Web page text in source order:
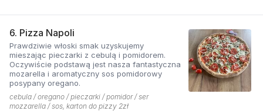
6. Pizza Napoli
Prawdziwie włoski smak uzyskujemy
mieszając pieczarki z cebulą i pomidorem.
Oczywiście podstawą jest nasza fantastyczna
mozarella i aromatyczny sos pomidorowy
posypany oregano.
cebula / oregano / pieczarki / pomidor / ser
mozzarella / sos, karton do pizzy 2zł